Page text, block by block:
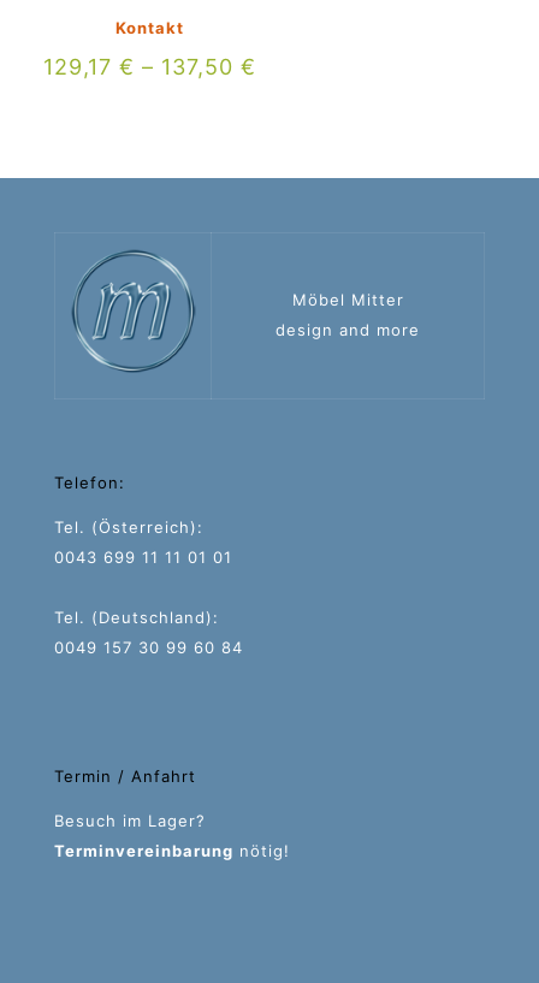
Kontakt
129,17€ – 137,50€
Möbel Mitter
design and more
Telefon:
Tel. (Österreich):
0043 699 11 11 01 01
Tel. (Deutschland):
0049 157 30 99 60 84
Termin / Anfahrt
Besuch im Lager?
Terminvereinbarung nötig!